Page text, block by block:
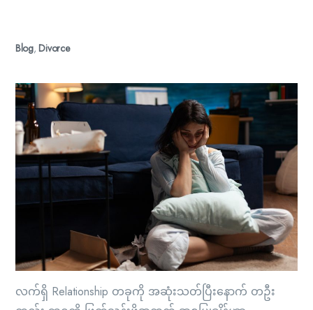
Blog,Divorce
လက်ရှိ Relationship တခုကို အဆုံးသတ်ပြီးနောက် တဦး